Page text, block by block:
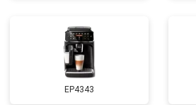
EP4343